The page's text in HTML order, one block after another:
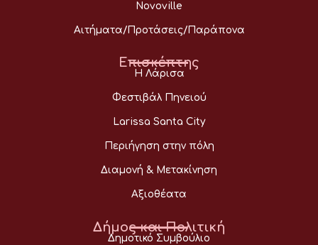
Novoville
Αιτήματα/Προτάσεις/Παράπονα
Επισκέπτης
Η Λάρισα
Φεστιβάλ Πηνειού
Larissa Santa City
Περιήγηση στην πόλη
Διαμονή & Μετακίνηση
Αξιοθέατα
Δήμος και Πολιτική
Δημοτικό Συμβούλιο